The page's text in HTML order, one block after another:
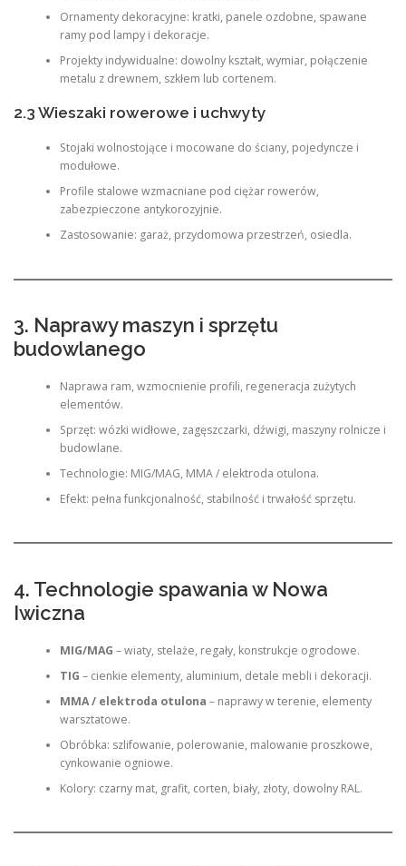
Ornamenty dekoracyjne: kratki, panele ozdobne, spawane
ramy pod lampy i dekoracje.
Projekty indywidualne: dowolny kształt, wymiar, połączenie
metalu z drewnem, szkłem lub cortenem.
2.3 Wieszaki rowerowe i uchwyty
Stojaki wolnostojące i mocowane do ściany, pojedyncze i
modułowe.
Profile stalowe wzmacniane pod ciężar rowerów,
zabezpieczone antykorozyjnie.
Zastosowanie: garaż, przydomowa przestrzeń, osiedla.
3. Naprawy maszyn i sprzętu
budowlanego
Naprawa ram, wzmocnienie profili, regeneracja zużytych
elementów.
Sprzęt: wózki widłowe, zagęszczarki, dźwigi, maszyny rolnicze i
budowlane.
Technologie: MIG/MAG, MMA / elektroda otulona.
Efekt: pełna funkcjonalność, stabilność i trwałość sprzętu.
4. Technologie spawania w Nowa
Iwiczna
MIG/MAG – wiaty, stelaże, regały, konstrukcje ogrodowe.
TIG – cienkie elementy, aluminium, detale mebli i dekoracji.
MMA / elektroda otulona – naprawy w terenie, elementy
warsztatowe.
Obróbka: szlifowanie, polerowanie, malowanie proszkowe,
cynkowanie ogniowe.
Kolory: czarny mat, grafit, corten, biały, złoty, dowolny RAL.